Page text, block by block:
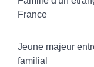
France
Jeune majeur
familial